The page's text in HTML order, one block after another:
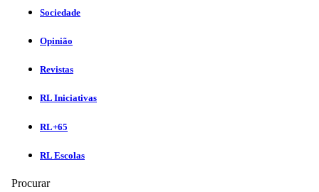
Sociedade
Opinião
Revistas
RL Iniciativas
RL+65
RL Escolas
Procurar